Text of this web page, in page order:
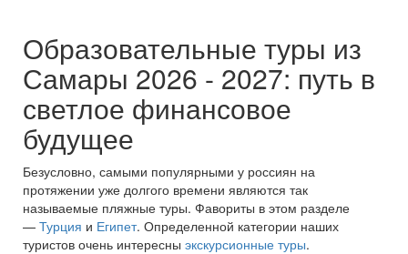
Образовательные туры из
Самары 2026 - 2027: путь в
светлое финансовое
будущее
Безусловно, самыми популярными у россиян на
протяжении уже долгого времени являются так
называемые пляжные туры. Фавориты в этом разделе
— Турция и Египет. Определенной категории наших
туристов очень интересны экскурсионные туры.